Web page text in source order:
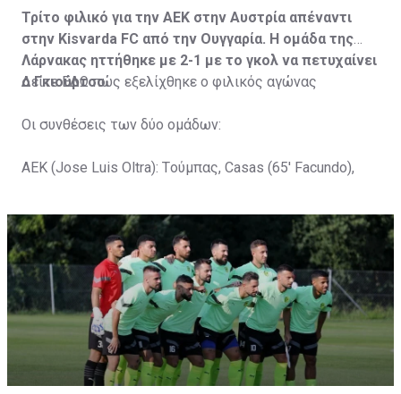
Τρίτο φιλικό για την ΑΕΚ στην Αυστρία απέναντι
στην Kisvarda FC από την Ουγγαρία. Η ομάδα της
Λάρνακας ηττήθηκε με 2-1 με το γκολ να πετυχαίνει
ο Γκιούρτσο.
ΔείτεΕΔΩπώς εξελίχθηκε ο φιλικός αγώνας
Οι συνθέσεις των δύο ομάδων:
ΑΕΚ (Jose Luis Oltra): Tούμπας, Casas (65' Facundo),
Gyurcso), Κaptoum (46' Καψής (65' Mάμας), Roberge (65'
Tomovic), Aνδρέου (65' Angel) , Κωνσταντή (65' Sol),
Τζιωρτζής (65' Faraj), Κατελάρης (65' Milicevic).
Στον πάγκο: Piric, Στυλιανίδης, Tomovic, Καψής, Sol,
Faraj, Lopes, Angel, Milicevic, Pons, Εγγλέζου, Facundo,
Gonzalez, Guyrcso, Μάμας.
Κisvarda FC (Milos Kruscic): Kovacs, Navratil, Raul, Szor,